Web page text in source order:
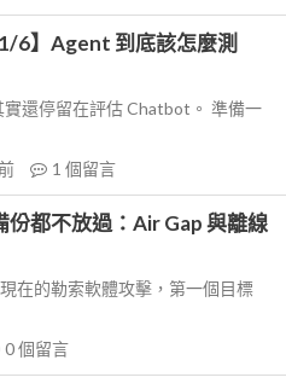
6】Agent 到底該怎麼測
還停留在評估 Chatbot。 準備一
1 個留言
都不放過：Air Gap 與離線
在的勒索軟體攻擊，第一個目標
0個留言